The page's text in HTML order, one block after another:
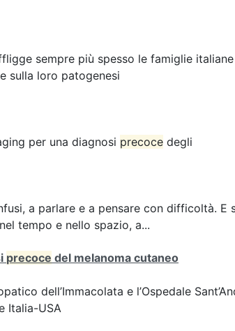
sempre più spesso le famiglie
sulla loro patogenesi
per una diagnosi precoce degli
a parlare e a pensare con difficoltà. E
tempo e nello spazio, a...
precoce del melanoma cutaneo
dell’Immacolata e l’Ospedale
Italia-USA